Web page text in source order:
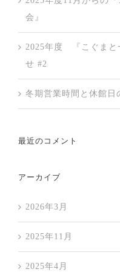
会』
2025年度 『こぐまと
せ #2
冬期営業時間と休館日
最近のコメント
アーカイブ
2026年3月
2025年11月
2025年4月